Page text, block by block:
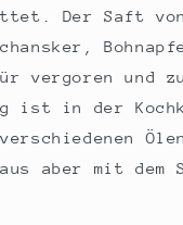
Der Saft
vergoren und
ist in der
aber mit dem